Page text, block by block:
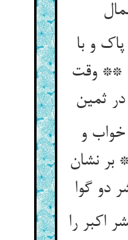
و با
** وقت
و
بر نشان
اکبر را